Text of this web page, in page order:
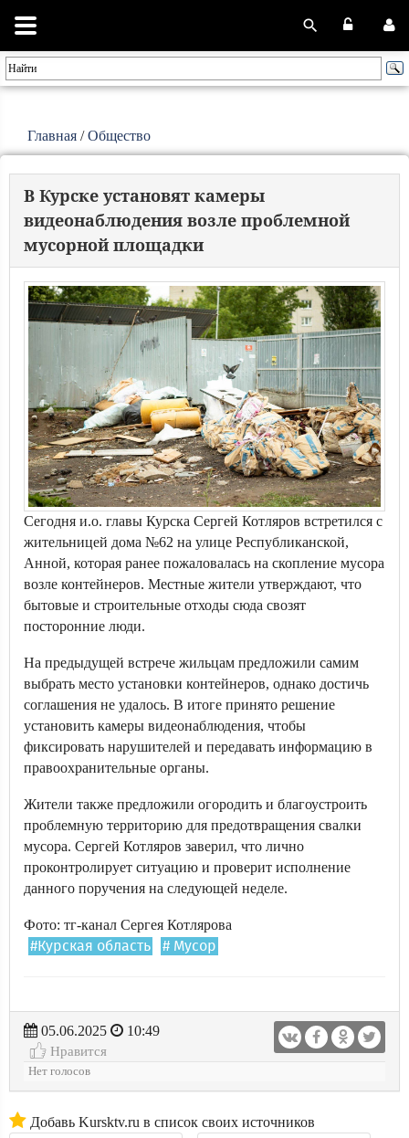
Главная /Общество
В Курске установят камеры
видеонаблюдения возле проблемной
мусорной площадки
Сегодня и.о. главы Курска Сергей Котляров встретился с
жительницей дома №62 на улице Республиканской,
Анной, которая ранее пожаловалась на скопление мусора
возле контейнеров. Местные жители утверждают, что
бытовые и строительные отходы сюда свозят
посторонние люди.
На предыдущей встрече жильцам предложили самим
выбрать место установки контейнеров, однако достичь
соглашения не удалось. В итоге принято решение
установить камеры видеонаблюдения, чтобы
фиксировать нарушителей и передавать информацию в
правоохранительные органы.
Жители также предложили огородить и благоустроить
проблемную территорию для предотвращения свалки
мусора. Сергей Котляров заверил, что лично
проконтролирует ситуацию и проверит исполнение
данного поручения на следующей неделе.
Фото: тг-канал Сергея Котлярова
#Курская область # Мусор
05.06.2025
10:49
Нравится
Нет голосов
Добавь Kursktv.ru в список своих источников